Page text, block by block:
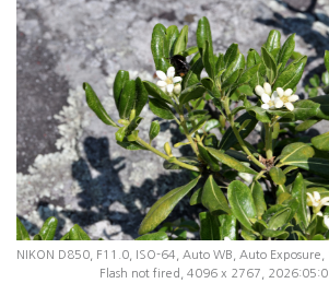
NIKON D850, F11.0, ISO-64, Auto WB, Auto
Flash not fired, 4096 x 2767,